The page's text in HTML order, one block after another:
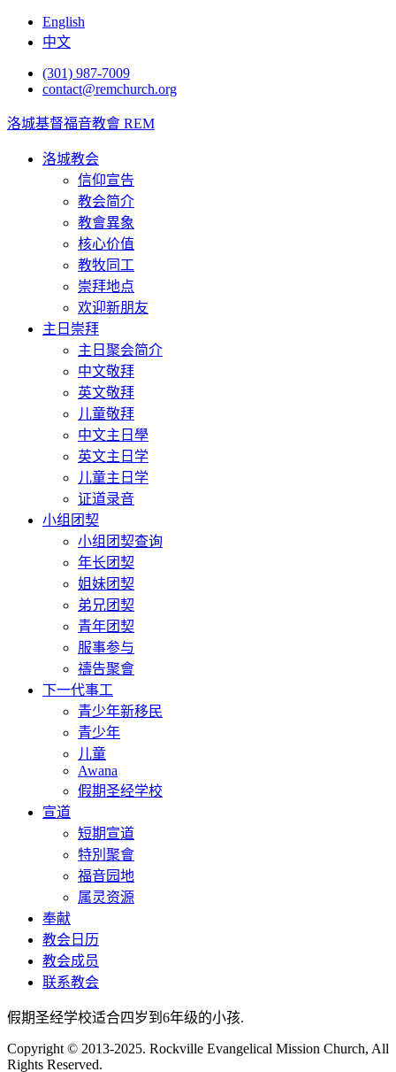
English
中文
(301) 987-7009
contact@remchurch.org
洛城基督福音教會 REM
洛城教会
信仰宣告
教会简介
教會異象
核心价值
教牧同工
崇拜地点
欢迎新朋友
主日崇拜
主日聚会简介
中文敬拜
英文敬拜
儿童敬拜
中文主日學
英文主日学
儿童主日学
证道录音
小组团契
小组团契查询
年长团契
姐妹团契
弟兄团契
青年团契
服事参与
禱告聚會
下一代事工
青少年新移民
青少年
儿童
Awana
假期圣经学校
宣道
短期宣道
特別聚會
福音园地
属灵资源
奉献
教会日历
教会成员
联系教会
假期圣经学校适合四岁到6年级的小孩.
Copyright © 2013-2025. Rockville Evangelical Mission Church, All
Rights Reserved.